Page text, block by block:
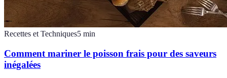
Recettes et Techniques5 min
Comment mariner le poisson frais pour des saveurs
inégalées